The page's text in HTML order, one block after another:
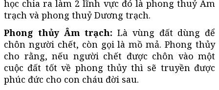
học chia ra làm 2 lĩnh vực đó là phong thuỷ Âm
trạch và phong thuỷ Dương trạch.
Phong thủy Âm trạch: Là vùng đất dùng để
chôn người chết, còn gọi là mồ mả. Phong thủy
cho rằng, nếu người chết được chôn vào một
cuộc đất tốt về phong thủy thì sẽ truyền được
phúc đức cho con cháu đời sau.